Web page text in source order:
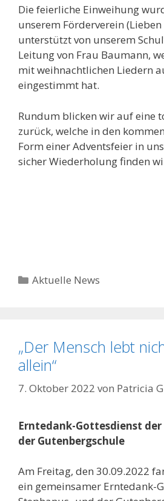
Die feierliche Einweihung
unserem Förderverein (Lieben
unterstützt von unserem
Leitung von Frau Baumann,
mit weihnachtlichen Liedern
eingestimmt hat.
Rundum blicken wir auf eine
zurück, welche in den
Form einer Adventsfeier in
sicher Wiederholung finden
Kategorien
Aktuelle News
„Der Mensch lebt
allein“
7. Oktober 2022 von Patricia
Erntedank-Gottesdienst der
der Gutenbergschule
Am Freitag, den 30.09.2022
ein gemeinsamer Erntedank-